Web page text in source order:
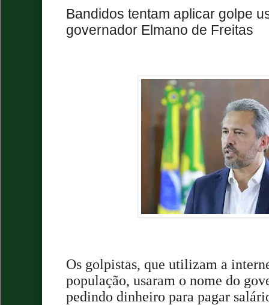
Bandidos tentam aplicar golpe
governador Elmano de Freitas
Os golpistas, que utilizam a
população, usaram o nome do
pedindo dinheiro para pagar